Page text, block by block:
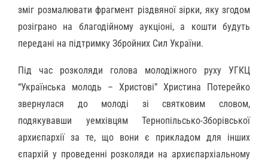
зміг розмалювати фрагмент різдвяної зірки, яку згодом
розіграно на благодійному аукціоні, а кошти будуть
передані на підтримку Збройних Сил України.
Під час розколяди голова молодіжного руху УГКЦ
“Українська молодь – Христові” Христина Потерейко
звернулася до молоді зі святковим словом,
подякувавши уемхівцям Тернопільсько-Зборівської
архиєпархії за те, що вони є прикладом для інших
єпархій у проведенні розколяди на архиєпархіальному